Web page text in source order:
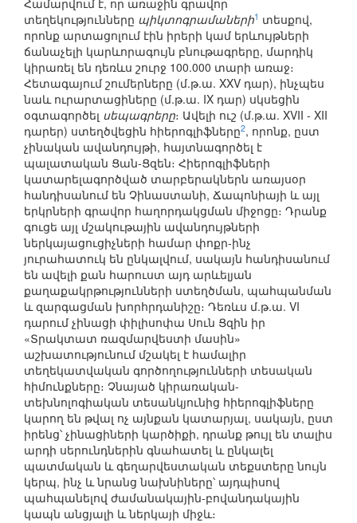
Համարվում է, որ առաջին գրավոր
տեղեկությունները պիկտոգրամաների1 տեսքով,
որոնք արտացոլում էին իրերի կամ երևույթների
ճանաչելի կարևորագույն բնութագրերը, մարդիկ
կիրառել են դեռևս շուրջ 100.000 տարի առաջ։
Հետագայում շումերները (մ.թ.ա. XXV դար), ինչպես
նաև ուրարտացիները (մ.թ.ա. IX դար) սկսեցին
օգտագործել սեպագրերը։ Ավելի ուշ (մ.թ.ա. XVII - XII
դարեր) ստեղծվեցին հիերոգլիֆները2, որոնք, ըստ
չինական ավանդույթի, հայտնագործել է
պալատական Ցան-Ցզեն։ Հիերոգլիֆների
կատարելագործված տարբերակներն առայսօր
հանդիսանում են Չինաստանի, Ճապոնիայի և այլ
երկրների գրավոր հաղորդակցման միջոցը։ Դրանք
գուցե այլ մշակութային ավանդույթների
ներկայացուցիչների համար փոքր-ինչ
յուրահատուկ են ընկալվում, սակայն հանդիսանում
են ավելի քան հարուստ այդ արևելյան
քաղաքակրթությունների ստեղծման, պահպանման
և զարգացման խորհրդանիշը։ Դեռևս մ.թ.ա. VI
դարում չինացի փիլիսոփա Սուն Ցզին իր
«Տրակտատ ռազմարվեստի մասին»
աշխատությունում մշակել է համալիր
տեղեկատվական գործողությունների տեսական
հիմունքները։ Չնայած կիրառական-
տեխնոլոգիական տեսանկյունից հիերոգլիֆները
կարող են թվալ ոչ այնքան կատարյալ, սակայն, ըստ
իրենց՝ չինացիների կարծիքի, դրանք թույլ են տալիս
արդի սերունդներին գնահատել և ընկալել
պատմական և գեղարվեստական տեքստերը նույն
կերպ, ինչ և նրանց նախնիները՝ այդպիսով
պահպանելով ժամանակային-բովանդակային
կապն անցյալի և ներկայի միջև։